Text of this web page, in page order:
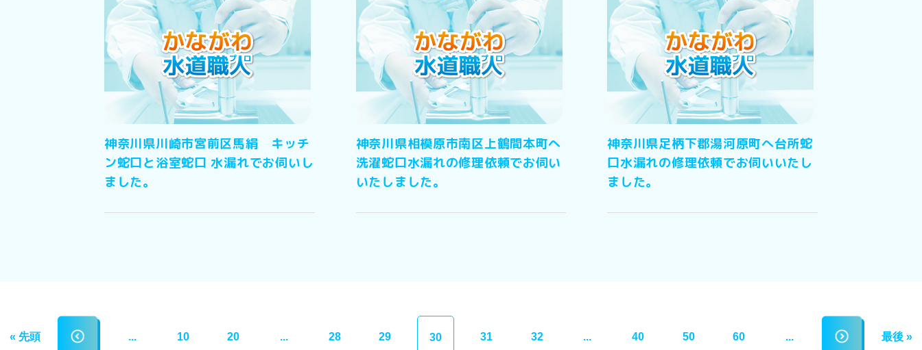
神奈川県川崎市宮前区馬絹 キッチ
ン蛇口と浴室蛇口 水漏れでお伺いし
ました。
神奈川県相模原市南区上鶴間本町へ
洗濯蛇口水漏れの修理依頼でお伺い
いたしました。
神奈川県足柄下郡湯河原町へ台所蛇
口水漏れの修理依頼でお伺いいたし
ました。
« 先頭 ... 10 20 ... 28 29 30 31 32 ... 40 50 60 ... 最後 »